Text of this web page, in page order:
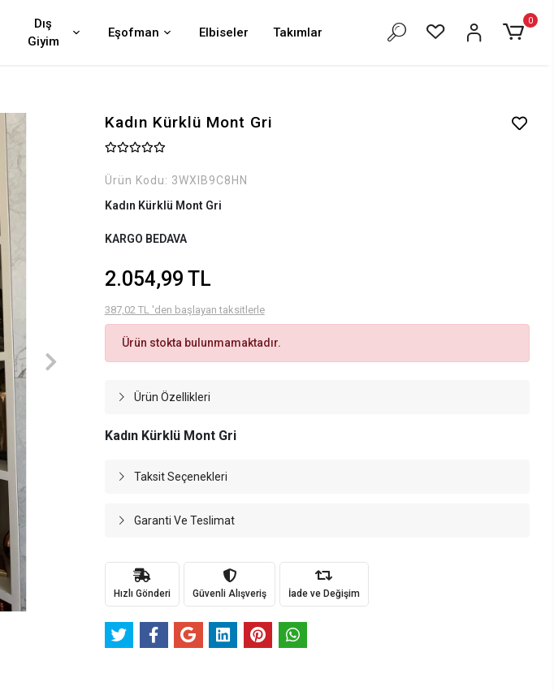
Dış
Giyim
Eşofman Elbiseler Takımlar
0
Kadın Kürklü Mont Gri
Ürün Kodu: 3WXIB9C8HN
Kadın Kürklü Mont Gri
KARGO BEDAVA
2.054,99 TL
387,02 TL 'den başlayan taksitlerle
Ürün stokta bulunmamaktadır.
Ürün Özellikleri
Kadın Kürklü Mont Gri
Taksit Seçenekleri
Garanti Ve Teslimat
Hızlı Gönderi Güvenli Alışveriş İade ve Değişim